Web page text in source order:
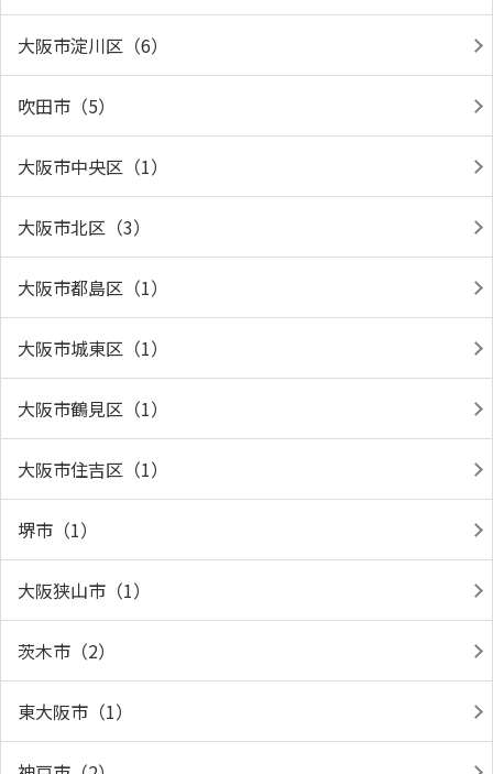
大阪市淀川区（6）
吹田市（5）
大阪市中央区（1）
大阪市北区（3）
大阪市都島区（1）
大阪市城東区（1）
大阪市鶴見区（1）
大阪市住吉区（1）
堺市（1）
大阪狭山市（1）
茨木市（2）
東大阪市（1）